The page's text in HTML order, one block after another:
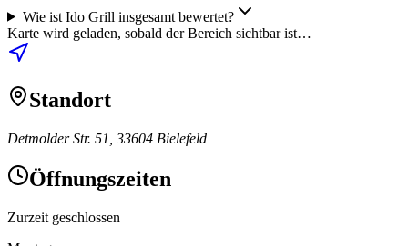
Wie ist Ido Grill insgesamt bewertet?
Karte wird geladen, sobald der Bereich sichtbar ist…
Standort
Detmolder Str. 51, 33604 Bielefeld
Öffnungszeiten
Zurzeit geschlossen